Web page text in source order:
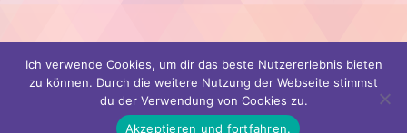
Vorheriger Post Nächster Post
Ich verwende Cookies, um dir das beste Nutzererlebnis bieten
zu können. Durch die weitere Nutzung der Webseite stimmst
du der Verwendung von Cookies zu.
Akzeptieren und fortfahren.